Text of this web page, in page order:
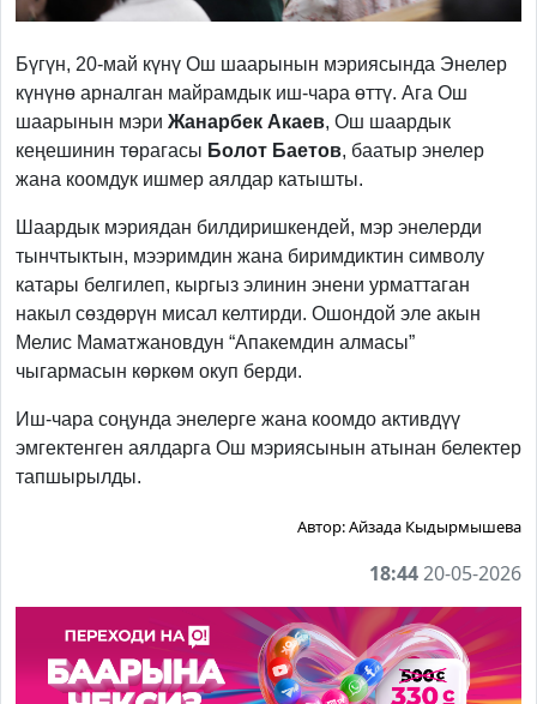
Бүгүн, 20-май күнү Ош шаарынын мэриясында Энелер
күнүнө арналган майрамдык иш-чара өттү. Ага Ош
шаарынын мэри Жанарбек Акаев, Ош шаардык
кеңешинин төрагасы Болот Баетов, баатыр энелер
жана коомдук ишмер аялдар катышты.
Шаардык мэриядан билдиришкендей, мэр энелерди
тынчтыктын, мээримдин жана биримдиктин символу
катары белгилеп, кыргыз элинин энени урматтаган
накыл сөздөрүн мисал келтирди. Ошондой эле акын
Мелис Маматжановдун “Апакемдин алмасы”
чыгармасын көркөм окуп берди.
Иш-чара соңунда энелерге жана коомдо активдүү
эмгектенген аялдарга Ош мэриясынын атынан белектер
тапшырылды.
Автор:Айзада Кыдырмышева
18:4420-05-2026